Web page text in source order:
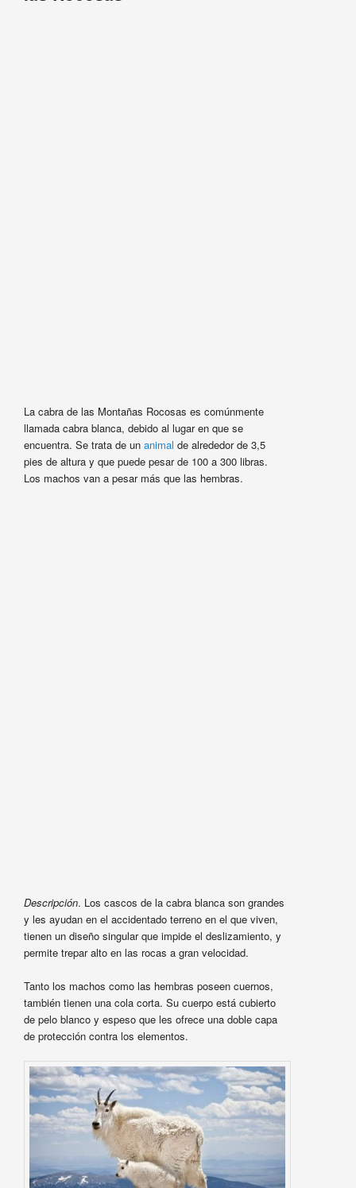
La cabra de las Montañas Rocosas es comúnmente
llamada cabra blanca, debido al lugar en que se
encuentra. Se trata de un animal de alrededor de 3,5
pies de altura y que puede pesar de 100 a 300 libras.
Los machos van a pesar más que las hembras.
Descripción. Los cascos de la cabra blanca son grandes
y les ayudan en el accidentado terreno en el que viven,
tienen un diseño singular que impide el deslizamiento, y
permite trepar alto en las rocas a gran velocidad.
Tanto los machos como las hembras poseen cuernos,
también tienen una cola corta. Su cuerpo está cubierto
de pelo blanco y espeso que les ofrece una doble capa
de protección contra los elementos.